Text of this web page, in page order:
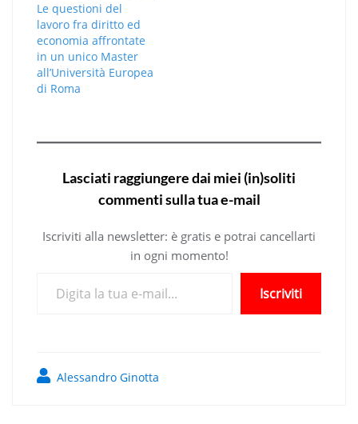
Le questioni del
lavoro fra diritto ed
economia affrontate
in un unico Master
all’Università Europea
di Roma
Lasciati raggiungere dai miei (in)soliti
commenti sulla tua e-mail
Iscriviti alla newsletter: è gratis e potrai cancellarti
in ogni momento!
Iscriviti
Alessandro Ginotta